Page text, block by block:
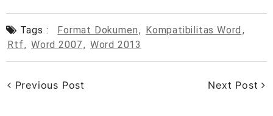
Tags : Format Dokumen, Kompatibilitas Word ,
Rtf, Word 2007, Word 2013
Previous Post Next Post